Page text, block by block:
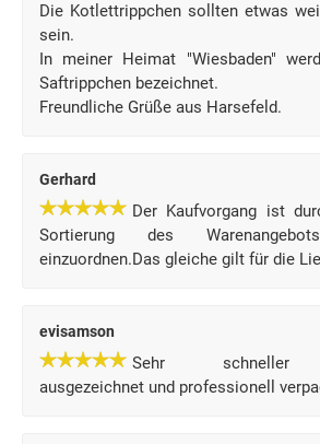
Die Kotlettrippchen sollten etwas
sein.
In meiner Heimat "Wiesbaden"
Saftrippchen bezeichnet.
Freundliche Grüße aus Harsefeld.
Gerhard
Der Kaufvorgang ist
Sortierung des
einzuordnen.Das gleiche gilt für die
evisamson
Sehr schneller
ausgezeichnet und professionell